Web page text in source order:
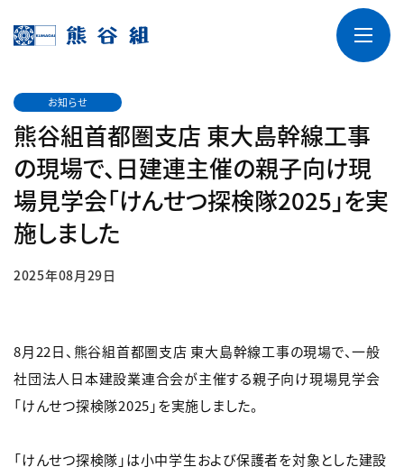
お知らせ
熊谷組首都圏支店 東大島幹線工事
の現場で、日建連主催の親子向け現
場見学会「けんせつ探検隊2025」を実
施しました
2025年08月29日
8月22日、熊谷組首都圏支店 東大島幹線工事の現場で、一般
社団法人日本建設業連合会が主催する親子向け現場見学会
「けんせつ探検隊2025」を実施しました。
「けんせつ探検隊」は小中学生および保護者を対象とした建設